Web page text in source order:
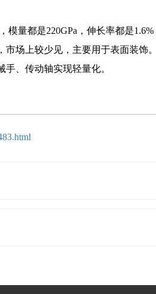
量都是220GPa，伸长率都是
场上较少见，主要用于表面装饰
、传动轴实现轻量化。